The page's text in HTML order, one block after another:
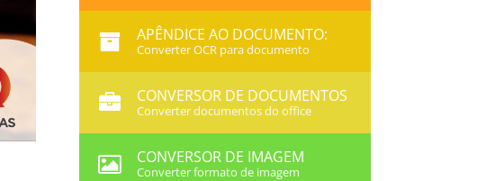
APÊNDICE AO DOCUMENTO:
Converter OCR para documento
CONVERSOR DE DOCUMENTOS
Converter documentos do office
CONVERSOR DE IMAGEM
Converter formato de imagem